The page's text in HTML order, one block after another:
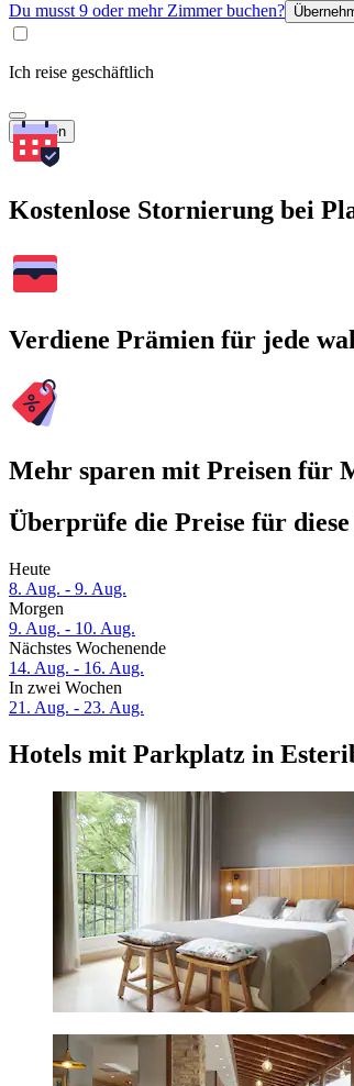
Du musst 9 oder mehr Zimmer buchen?
Ich reise geschäftlich
Suchen
Kostenlose Stornierung bei
Verdiene Prämien für jede
Mehr sparen mit Preisen für
Überprüfe die Preise für
Heute
8. Aug. - 9. Aug.
Morgen
9. Aug. - 10. Aug.
Nächstes Wochenende
14. Aug. - 16. Aug.
In zwei Wochen
21. Aug. - 23. Aug.
Hotels mit Parkplatz in